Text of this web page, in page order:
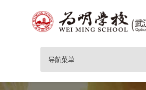
导航菜单